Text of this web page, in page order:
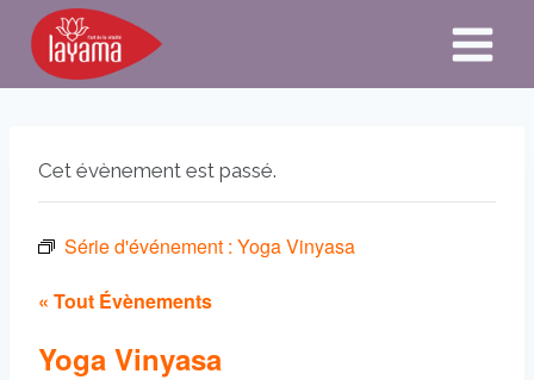
Aller
contenu
Cet évènement est passé.
Série d'événement : Yoga Vinyasa
« Tout Évènements
Yoga Vinyasa